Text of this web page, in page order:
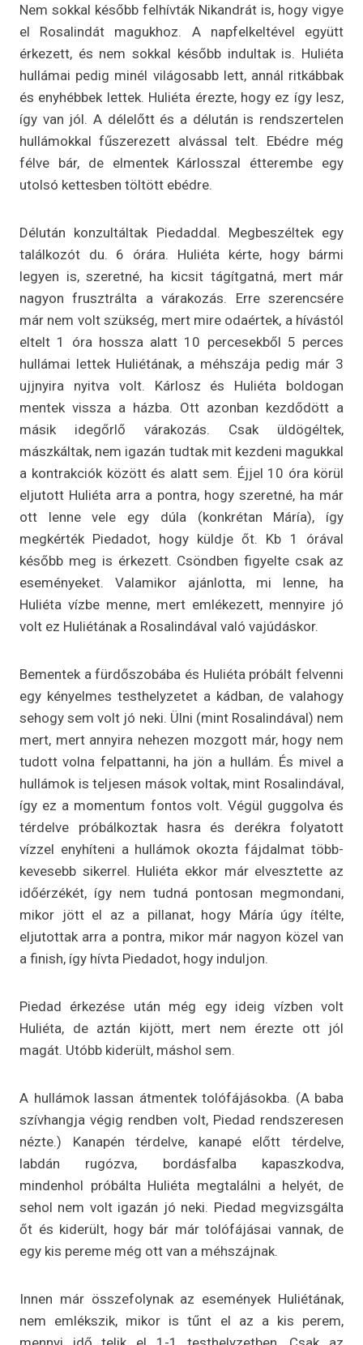
Nem sokkal később felhívták Nikandrát is, hogy vigye
el Rosalindát magukhoz. A napfelkeltével együtt
érkezett, és nem sokkal később indultak is. Huliéta
hullámai pedig minél világosabb lett, annál ritkábbak
és enyhébbek lettek. Huliéta érezte, hogy ez így lesz,
így van jól. A délelőtt és a délután is rendszertelen
hullámokkal fűszerezett alvással telt. Ebédre még
félve bár, de elmentek Kárlosszal étterembe egy
utolsó kettesben töltött ebédre.
Délután konzultáltak Piedaddal. Megbeszéltek egy
találkozót du. 6 órára. Huliéta kérte, hogy bármi
legyen is, szeretné, ha kicsit tágítgatná, mert már
nagyon frusztrálta a várakozás. Erre szerencsére
már nem volt szükség, mert mire odaértek, a hívástól
eltelt 1 óra hossza alatt 10 percesekből 5 perces
hullámai lettek Huliétának, a méhszája pedig már 3
ujjnyira nyitva volt. Kárlosz és Huliéta boldogan
mentek vissza a házba. Ott azonban kezdődött a
másik idegőrlő várakozás. Csak üldögéltek,
mászkáltak, nem igazán tudtak mit kezdeni magukkal
a kontrakciók között és alatt sem. Éjjel 10 óra körül
eljutott Huliéta arra a pontra, hogy szeretné, ha már
ott lenne vele egy dúla (konkrétan Máría), így
megkérték Piedadot, hogy küldje őt. Kb 1 órával
később meg is érkezett. Csöndben figyelte csak az
eseményeket. Valamikor ajánlotta, mi lenne, ha
Huliéta vízbe menne, mert emlékezett, mennyire jó
volt ez Huliétának a Rosalindával való vajúdáskor.
Bementek a fürdőszobába és Huliéta próbált felvenni
egy kényelmes testhelyzetet a kádban, de valahogy
sehogy sem volt jó neki. Ülni (mint Rosalindával) nem
mert, mert annyira nehezen mozgott már, hogy nem
tudott volna felpattanni, ha jön a hullám. És mivel a
hullámok is teljesen mások voltak, mint Rosalindával,
így ez a momentum fontos volt. Végül guggolva és
térdelve próbálkoztak hasra és derékra folyatott
vízzel enyhíteni a hullámok okozta fájdalmat több-
kevesebb sikerrel. Huliéta ekkor már elvesztette az
időérzékét, így nem tudná pontosan megmondani,
mikor jött el az a pillanat, hogy Máría úgy ítélte,
eljutottak arra a pontra, mikor már nagyon közel van
a finish, így hívta Piedadot, hogy induljon.
Piedad érkezése után még egy ideig vízben volt
Huliéta, de aztán kijött, mert nem érezte ott jól
magát. Utóbb kiderült, máshol sem.
A hullámok lassan átmentek tolófájásokba. (A baba
szívhangja végig rendben volt, Piedad rendszeresen
nézte.) Kanapén térdelve, kanapé előtt térdelve,
labdán rugózva, bordásfalba kapaszkodva,
mindenhol próbálta Huliéta megtalálni a helyét, de
sehol nem volt igazán jó neki. Piedad megvizsgálta
őt és kiderült, hogy bár már tolófájásai vannak, de
egy kis pereme még ott van a méhszájnak.
Innen már összefolynak az események Huliétának,
nem emlékszik, mikor is tűnt el az a kis perem,